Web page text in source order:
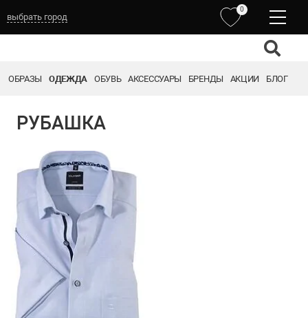
выбрать город
0
ОБРАЗЫ ОДЕЖДА ОБУВЬ АКСЕССУАРЫ БРЕНДЫ АКЦИИ БЛОГ
РУБАШКА